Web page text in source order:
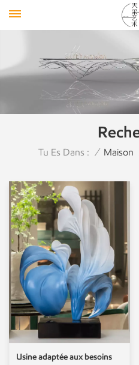
Tu Es Dans : / Maison
Usine adaptée aux besoins